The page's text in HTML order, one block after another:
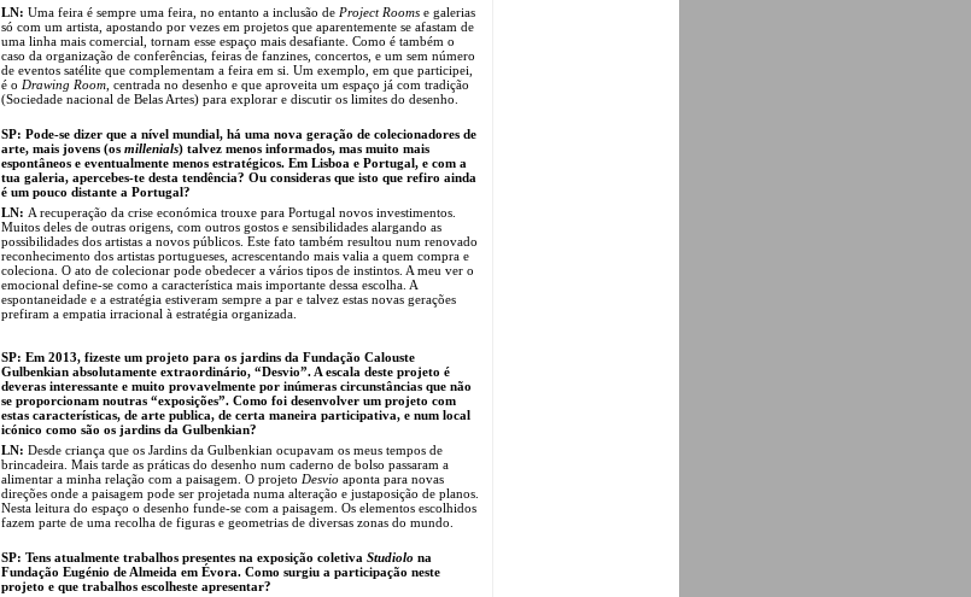
LN: Uma feira é sempre uma feira, no entanto a inclusão de Project Rooms e galerias
só com um artista, apostando por vezes em projetos que aparentemente se afastam de
uma linha mais comercial, tornam esse espaço mais desafiante. Como é também o
caso da organização de conferências, feiras de fanzines, concertos, e um sem número
de eventos satélite que complementam a feira em si. Um exemplo, em que participei,
é o Drawing Room , centrada no desenho e que aproveita um espaço já com tradição
(Sociedade nacional de Belas Artes) para explorar e discutir os limites do desenho.
SP: Pode-se dizer que a nível mundial, há uma nova geração de colecionadores de
arte, mais jovens (os millenials) talvez menos informados, mas muito mais
espontâneos e eventualmente menos estratégicos. Em Lisboa e Portugal, e com a
tua galeria, apercebes-te desta tendência? Ou consideras que isto que refiro ainda
é um pouco distante a Portugal?
LN: A recuperação da crise económica trouxe para Portugal novos investimentos.
Muitos deles de outras origens, com outros gostos e sensibilidades alargando as
possibilidades dos artistas a novos públicos. Este fato também resultou num renovado
reconhecimento dos artistas portugueses, acrescentando mais valia a quem compra e
coleciona. O ato de colecionar pode obedecer a vários tipos de instintos. A meu ver o
emocional define-se como a característica mais importante dessa escolha. A
espontaneidade e a estratégia estiveram sempre a par e talvez estas novas gerações
prefiram a empatia irracional à estratégia organizada.
SP: Em 2013, fizeste um projeto para os jardins da Fundação Calouste
Gulbenkian absolutamente extraordinário, “Desvio”. A escala deste projeto é
deveras interessante e muito provavelmente por inúmeras circunstâncias que não
se proporcionam noutras “exposições”. Como foi desenvolver um projeto com
estas características, de arte publica, de certa maneira participativa, e num local
icónico como são os jardins da Gulbenkian?
LN: Desde criança que os Jardins da Gulbenkian ocupavam os meus tempos de
brincadeira. Mais tarde as práticas do desenho num caderno de bolso passaram a
alimentar a minha relação com a paisagem. O projeto Desvio aponta para novas
direções onde a paisagem pode ser projetada numa alteração e justaposição de planos.
Nesta leitura do espaço o desenho funde-se com a paisagem. Os elementos escolhidos
fazem parte de uma recolha de figuras e geometrias de diversas zonas do mundo.
SP: Tens atualmente trabalhos presentes na exposição coletiva Studiolo na
Fundação Eugénio de Almeida em Évora. Como surgiu a participação neste
projeto e que trabalhos escolheste apresentar?